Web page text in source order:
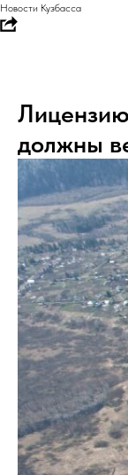
Новости Кузбасса
должны